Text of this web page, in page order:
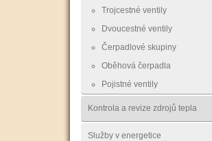
Trojcestné ventily
Dvoucestné ventily
Čerpadlové skupiny
Oběhová čerpadla
Pojistné ventily
Kontrola a revize zdrojů tepla
Služby v energetice